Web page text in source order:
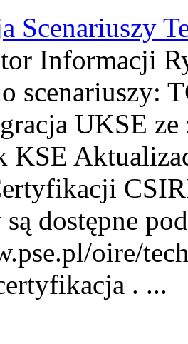
Scenariuszy
Informacji
scenariuszy:
UKSE
dostępne
oire/
. ...